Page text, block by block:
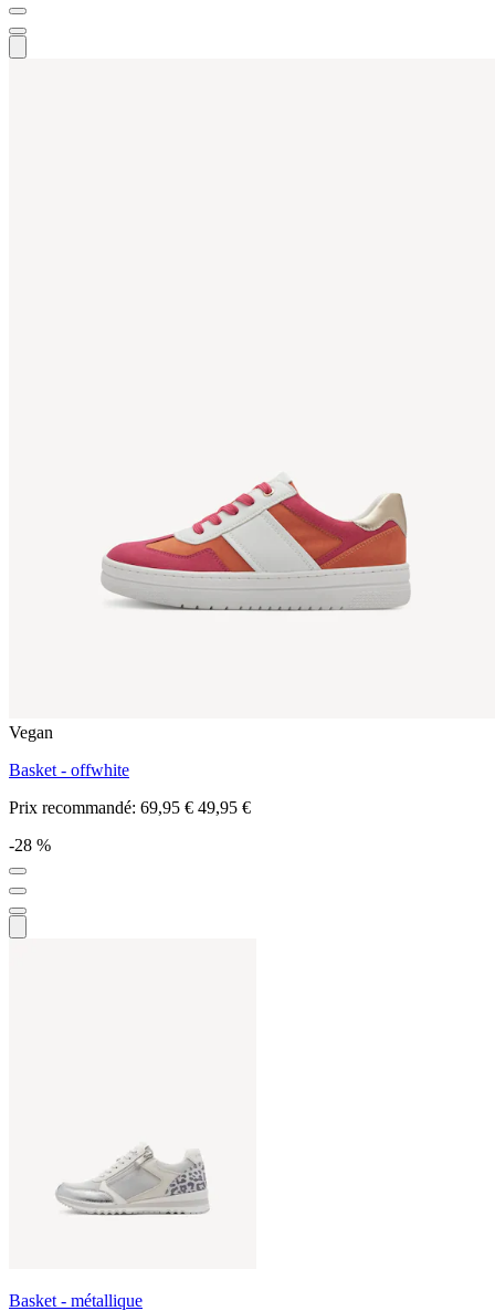
Vegan
Basket - offwhite
Prix recommandé: 69,95 € 49,95 €
-28 %
Basket - métallique